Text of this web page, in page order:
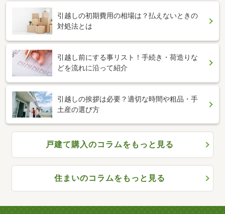
引越しの初期費用の相場は？払えないときの
対処法とは
引越し前にする事リスト！手続き・荷造りな
どを流れに沿って紹介
引越しの挨拶は必要？適切な時間や粗品・手
土産の選び方
戸建て購入のコラムをもっと見る
住まいのコラムをもっと見る